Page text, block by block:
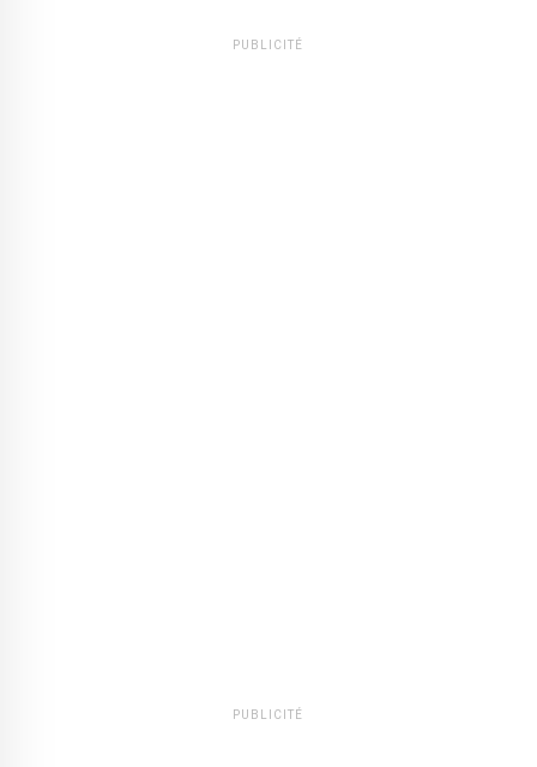
PUBLICITÉ
PUBLICITÉ